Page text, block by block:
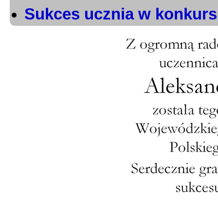
Sukces ucznia w